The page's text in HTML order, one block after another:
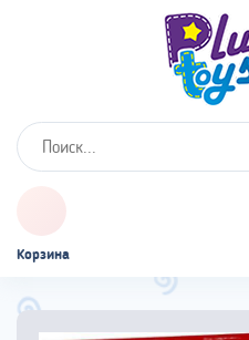
Корзина